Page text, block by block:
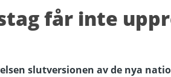
får inte
slutversionen av de nya